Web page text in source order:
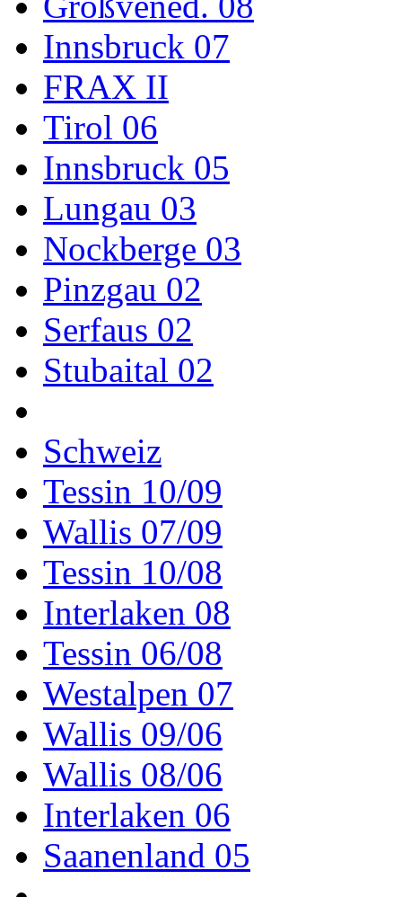
Innsbruck 07
FRAX II
Tirol 06
Innsbruck 05
Lungau 03
Nockberge 03
Pinzgau 02
Serfaus 02
Stubaital 02
Schweiz
Tessin 10/09
Wallis 07/09
Tessin 10/08
Interlaken 08
Tessin 06/08
Westalpen 07
Wallis 09/06
Wallis 08/06
Interlaken 06
Saanenland 05